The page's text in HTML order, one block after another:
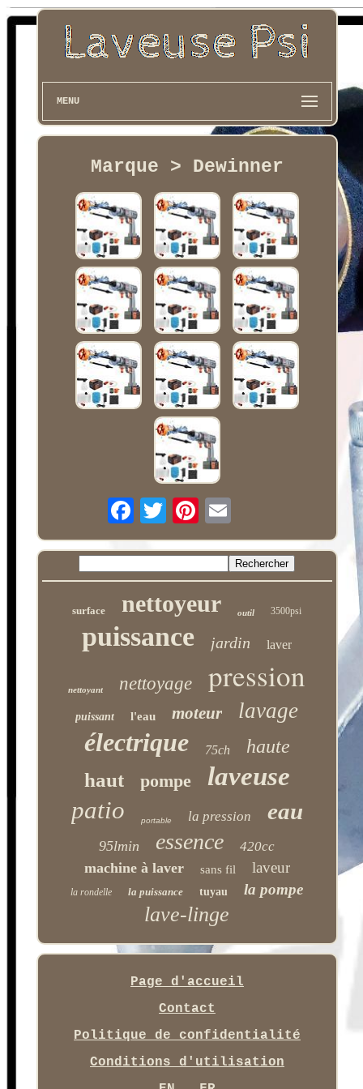
MENU
Marque > Dewinner
surface nettoyeur outil 3500psi
puissance jardin laver
nettoyant nettoyage pression
puissant l'eau moteur lavage
électrique 75ch haute
haut pompe laveuse
patio portable la pression eau
95lmin essence 420cc
machine à laver sans fil laveur
la rondelle la puissance tuyau la pompe
lave-linge
Page d'accueil
Contact
Politique de confidentialité
Conditions d'utilisation